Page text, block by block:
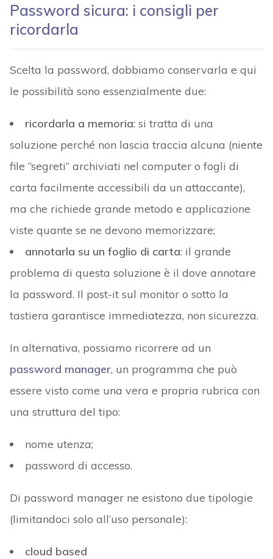
Password sicura: i consigli per
ricordarla
Scelta la password, dobbiamo conservarla e qui
le possibilità sono essenzialmente due:
ricordarla a memoria: si tratta di una
soluzione perché non lascia traccia alcuna (niente
file “segreti” archiviati nel computer o fogli di
carta facilmente accessibili da un attaccante),
ma che richiede grande metodo e applicazione
viste quante se ne devono memorizzare;
annotarla su un foglio di carta: il grande
problema di questa soluzione è il dove annotare
la password. Il post-it sul monitor o sotto la
tastiera garantisce immediatezza, non sicurezza.
In alternativa, possiamo ricorrere ad un
password manager, un programma che può
essere visto come una vera e propria rubrica con
una struttura del tipo:
nome utenza;
password di accesso.
Di password manager ne esistono due tipologie
(limitandoci solo all’uso personale):
cloud based